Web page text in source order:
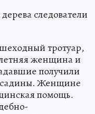
следователи
тротуар,
женщина и
получили
Женщине
помощь.